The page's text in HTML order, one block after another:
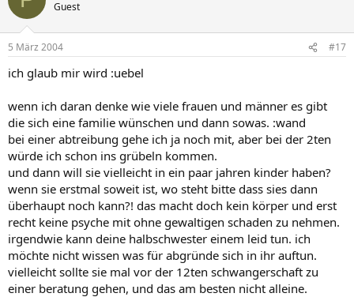
Guest
5 März 2004 #17
ich glaub mir wird :uebel
wenn ich daran denke wie viele frauen und männer es gibt
die sich eine familie wünschen und dann sowas. :wand
bei einer abtreibung gehe ich ja noch mit, aber bei der 2ten
würde ich schon ins grübeln kommen.
und dann will sie vielleicht in ein paar jahren kinder haben?
wenn sie erstmal soweit ist, wo steht bitte dass sies dann
überhaupt noch kann?! das macht doch kein körper und erst
recht keine psyche mit ohne gewaltigen schaden zu nehmen.
irgendwie kann deine halbschwester einem leid tun. ich
möchte nicht wissen was für abgründe sich in ihr auftun.
vielleicht sollte sie mal vor der 12ten schwangerschaft zu
einer beratung gehen, und das am besten nicht alleine.